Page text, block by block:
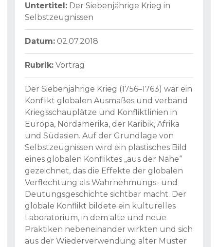
Untertitel: Der Siebenjährige Krieg in
Selbstzeugnissen
Datum: 02.07.2018
Rubrik: Vortrag
Der Siebenjährige Krieg (1756–1763) war ein
Konflikt globalen Ausmaßes und verband
Kriegsschauplätze und Konfliktlinien in
Europa, Nordamerika, der Karibik, Afrika
und Südasien. Auf der Grundlage von
Selbstzeugnissen wird ein plastisches Bild
eines globalen Konfliktes „aus der Nähe“
gezeichnet, das die Effekte der globalen
Verflechtung als Wahrnehmungs- und
Deutungsgeschichte sichtbar macht. Der
globale Konflikt bildete ein kulturelles
Laboratorium, in dem alte und neue
Praktiken nebeneinander wirkten und sich
aus der Wiederverwendung alter Muster